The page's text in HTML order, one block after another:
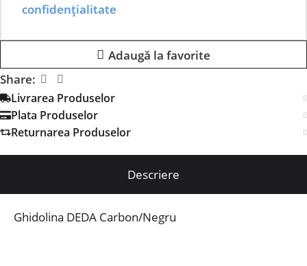
confidențialitate
Adaugă la favorite
Share:
Livrarea Produselor
Plata Produselor
Returnarea Produselor
Descriere
Ghidolina DEDA Carbon/Negru